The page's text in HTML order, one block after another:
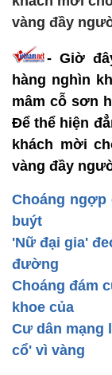
vàng đầy
- Giờ
hàng nghìn
mâm cỗ sơn
Để thể hiện
khách mời
vàng đầy
Choáng
buýt
'Nữ đại gia'
đường
Choáng đám
khoe của
Cư dân mạng
cổ' vì vàng